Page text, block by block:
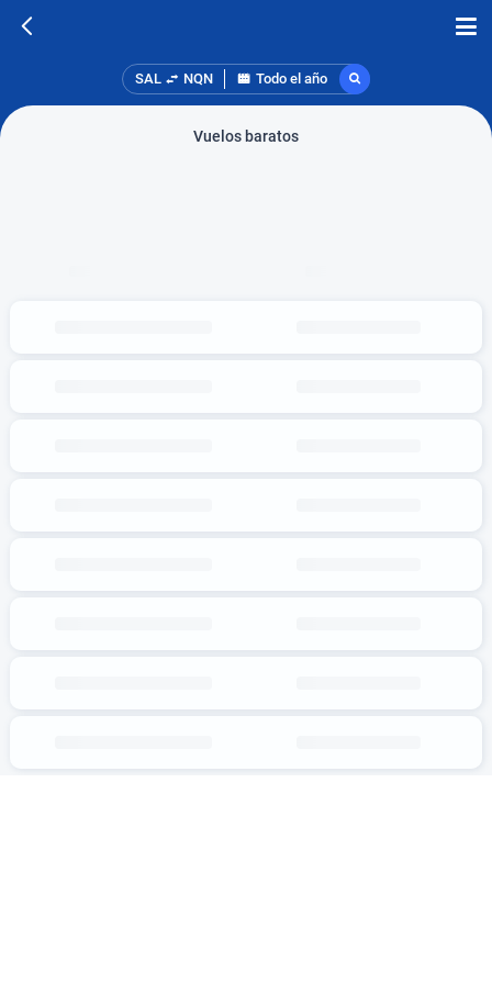
SAL NQN Todo el año
Vuelos baratos